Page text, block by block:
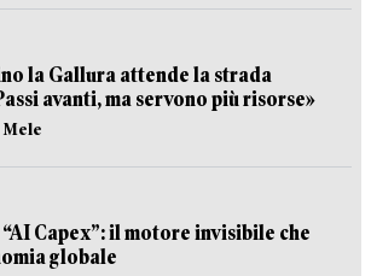
la Gallura attende la strada
avanti, ma servono più risorse»
Mele
Capex”: il motore invisibile che
globale